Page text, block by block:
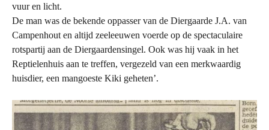
vuur en licht.
De man was de bekende oppasser van de Diergaarde J.A. van
Campenhout en altijd zeeleeuwen voerde op de spectaculaire
rotspartij aan de Diergaardensingel. Ook was hij vaak in het
Reptielenhuis aan te treffen, vergezeld van een merkwaardig
huisdier, een mangoeste Kiki geheten’.